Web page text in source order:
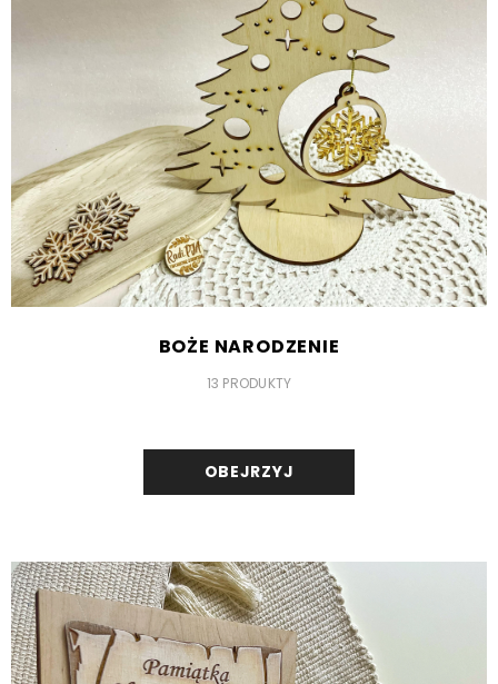
BOŻE NARODZENIE
13 PRODUKTY
OBEJRZYJ